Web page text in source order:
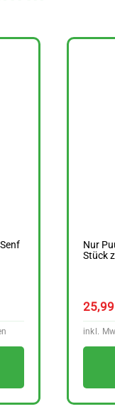
Nur
Stück
25,99